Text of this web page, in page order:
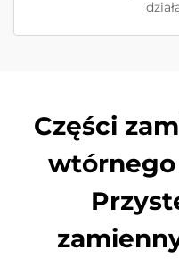
Części
wtórnego